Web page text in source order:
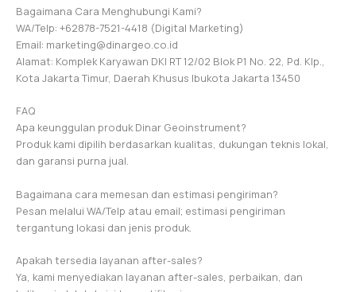
Bagaimana Cara Menghubungi Kami?
WA/Telp: +62878-7521-4418 (Digital Marketing)
Email: marketing@dinargeo.co.id
Alamat: Komplek Karyawan DKI RT 12/02 Blok P1 No. 22, Pd. Klp.,
Kota Jakarta Timur, Daerah Khusus Ibukota Jakarta 13450
FAQ
Apa keunggulan produk Dinar Geoinstrument?
Produk kami dipilih berdasarkan kualitas, dukungan teknis lokal,
dan garansi purna jual.
Bagaimana cara memesan dan estimasi pengiriman?
Pesan melalui WA/Telp atau email; estimasi pengiriman
tergantung lokasi dan jenis produk.
Apakah tersedia layanan after-sales?
Ya, kami menyediakan layanan after-sales, perbaikan, dan